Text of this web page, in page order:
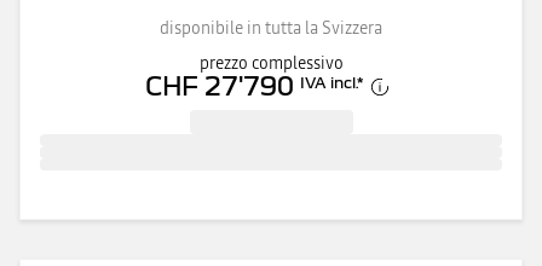
disponibile in tutta la Svizzera
prezzo complessivo
CHF 27'790 IVA incl.*